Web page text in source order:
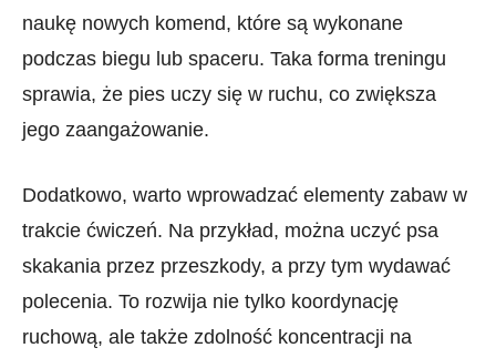
naukę nowych komend, które są wykonane
podczas biegu lub spaceru. Taka forma treningu
sprawia, ‍że pies uczy się ‍w ruchu, co zwiększa
jego zaangażowanie.
Dodatkowo, ‍warto‌ wprowadzać elementy zabaw⁣ w
trakcie ćwiczeń. Na przykład, można uczyć⁤ psa⁤
skakania przez przeszkody, a przy tym wydawać
polecenia. To rozwija nie tylko koordynację
ruchową, ale także zdolność koncentracji ‌na⁣